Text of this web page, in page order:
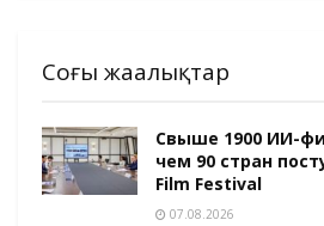
Соңғы жаңалықтар
Свыше 1900 ИИ-
чем 90 стран
Film Festival
07.08.2026